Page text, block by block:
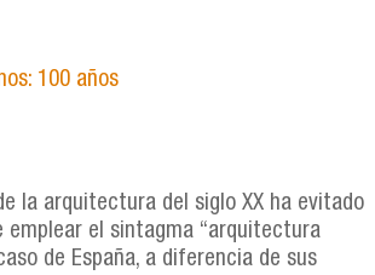
100 años
la arquitectura del siglo XX ha evitado
el sintagma “arquitectura
de España, a diferencia de sus